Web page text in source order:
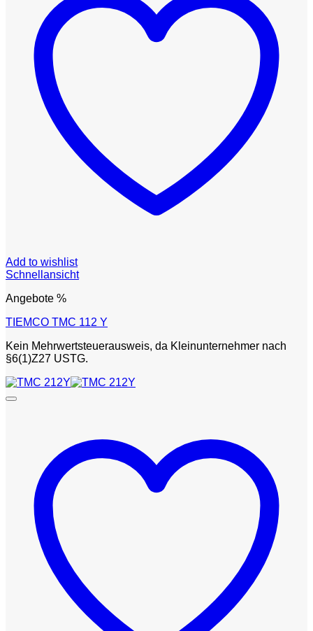
Add to wishlist
Schnellansicht
Angebote %
TIEMCO TMC 112 Y
Kein Mehrwertsteuerausweis, da Kleinunternehmer nach
§6(1)Z27 USTG.